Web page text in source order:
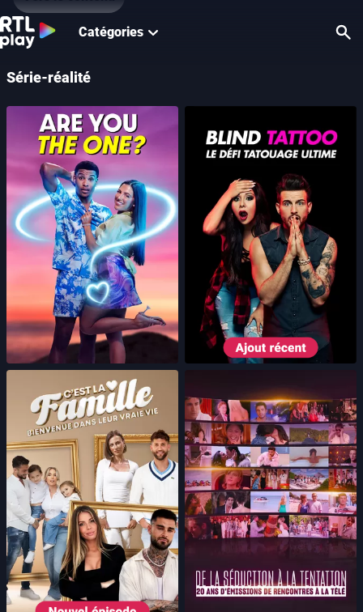
Catégories
Série-réalité
Are You the One ?
Blind Tattoo : le défi
tatouage ultime
C'est la famille
De la séduction à la
tentation : 20 ans
d'émissions de rencontres
à la télé